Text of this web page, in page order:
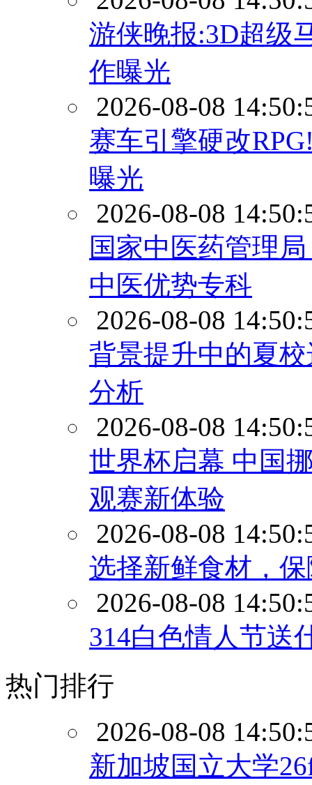
游侠晚报:3D超级
作曝光
2026-08-08
赛车引擎硬改
曝光
2026-08-08
国家中医药管理
中医优势专科
2026-08-08
背景提升中的夏
分析
2026-08-08
世界杯启幕 中国
观赛新体验
2026-08-08
选择新鲜食材，
2026-08-08
314白色情人节送
热门排行
2026-08-08
新加坡国立大学